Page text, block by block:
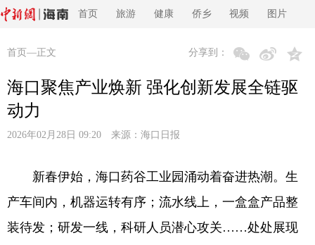
首页 旅游 健康 侨乡 视频 图片
首页 —正文 分享到：
海口聚焦产业焕新 强化创新发展全链驱
动力
2026年02月28日 09:20 来源： 海口日报
新春伊始，海口药谷工业园涌动着奋进热潮。生
产车间内，机器运转有序；流水线上，一盒盒产品整
装待发；研发一线，科研人员潜心攻关……处处展现